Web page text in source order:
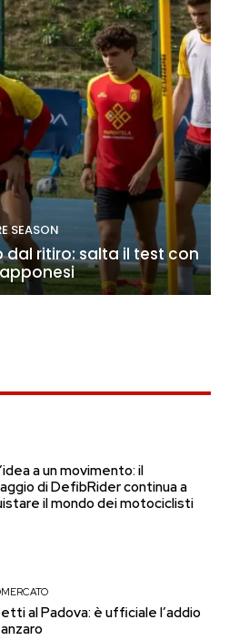
SEASON
ritiro: salta il test con
a un movimento: il
di DefibRider continua a
il mondo dei motociclisti
al Padova: è ufficiale l’addio